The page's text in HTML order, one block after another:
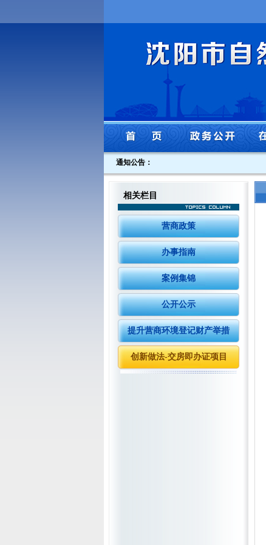
通知公告：
相关栏目
营商政策
办事指南
案例集锦
公开公示
提升营商环境登记财产举措
创新做法-交房即办证项目